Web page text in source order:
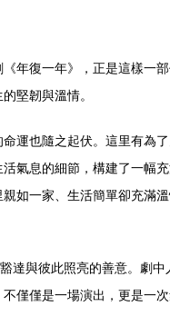
年復一年》，正是這樣一
堅韌與溫情。
運也隨之起伏。這里有為
氣息的細節，構建了一幅
如一家、生活簡單卻充滿
達與彼此照亮的善意。劇中
僅僅是一場演出，更是一